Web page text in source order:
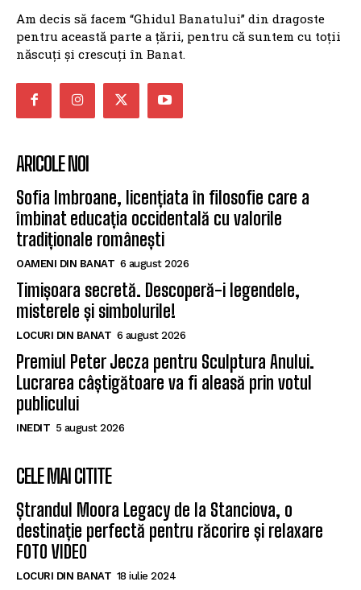
Am decis să facem “Ghidul Banatului” din dragoste
pentru această parte a țării, pentru că suntem cu toții
născuți și crescuți în Banat.
ARICOLE NOI
Sofia Imbroane, licențiata în filosofie care a
îmbinat educația occidentală cu valorile
tradiționale românești
OAMENI DIN BANAT 6 august 2026
Timișoara secretă. Descoperă-i legendele,
misterele și simbolurile!
LOCURI DIN BANAT 6 august 2026
Premiul Peter Jecza pentru Sculptura Anului.
Lucrarea câștigătoare va fi aleasă prin votul
publicului
INEDIT 5 august 2026
CELE MAI CITITE
Ștrandul Moora Legacy de la Stanciova, o
destinație perfectă pentru răcorire și relaxare
FOTO VIDEO
LOCURI DIN BANAT 18 iulie 2024